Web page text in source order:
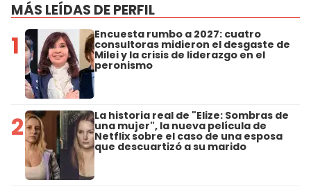
MÁS LEÍDAS DE PERFIL
1 Encuesta rumbo a 2027: cuatro
consultoras midieron el desgaste de
Milei y la crisis de liderazgo en el
peronismo
2 La historia real de "Elize: Sombras de
una mujer", la nueva película de
Netflix sobre el caso de una esposa
que descuartizó a su marido